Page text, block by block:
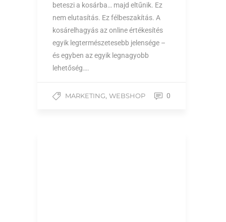
beteszi a kosárba… majd eltűnik. Ez
nem elutasítás. Ez félbeszakítás. A
kosárelhagyás az online értékesítés
egyik legtermészetesebb jelensége –
és egyben az egyik legnagyobb
lehetőség….
MARKETING, WEBSHOP 0